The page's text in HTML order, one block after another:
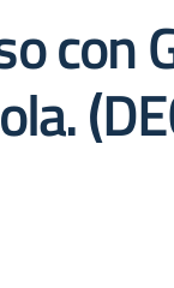
con